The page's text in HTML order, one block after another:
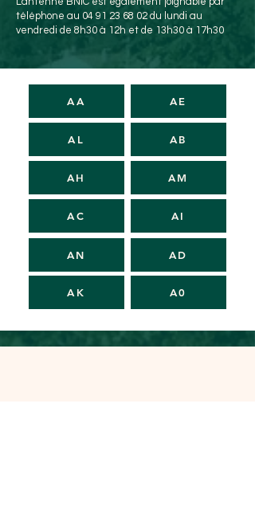
téléphone au 04 91 23 68 02 du lundi au
vendredi de 8h30 à 12h et de 13h30 à 17h30
AA
AL
AH
AC
AE
AB
AM
AI
AN
AK
AD
A0